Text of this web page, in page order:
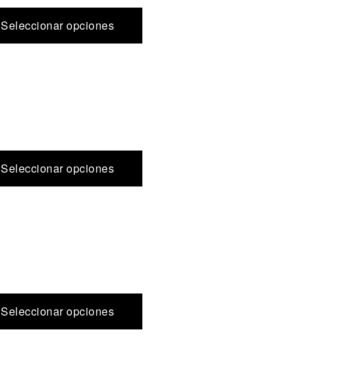
Seleccionar opciones
Seleccionar opciones
Seleccionar opciones